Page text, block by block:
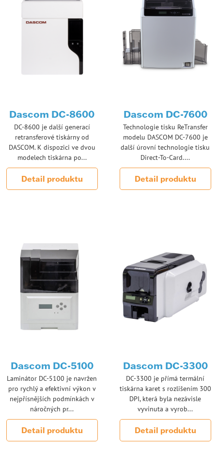
Dascom DC-8600
DC-8600 je další generací
retransferové tiskárny od
DASCOM. K dispozici ve dvou
modelech tiskárna po...
Detail produktu
Dascom DC-7600
Technologie tisku ReTransfer
modelu DASCOM DC-7600 je
další úrovní technologie tisku
Direct-To-Card....
Detail produktu
Dascom DC-5100
Laminátor DC-5100 je navržen
pro rychlý a efektivní výkon v
nejpřísnějších podmínkách v
náročných pr...
Detail produktu
Dascom DC-3300
DC-3300 je přímá termální
tiskárna karet s rozlišením 300
DPI, která byla nezávisle
vyvinuta a vyrob...
Detail produktu